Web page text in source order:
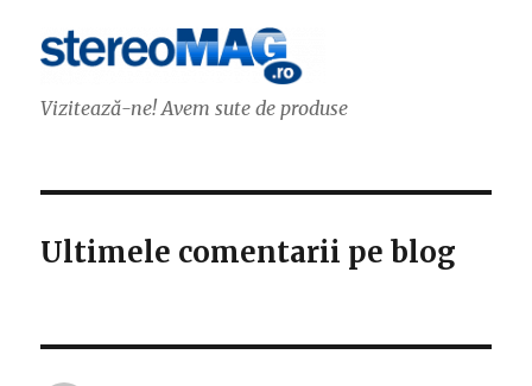
Vizitează-ne! Avem sute de produse
Ultimele comentarii pe blog